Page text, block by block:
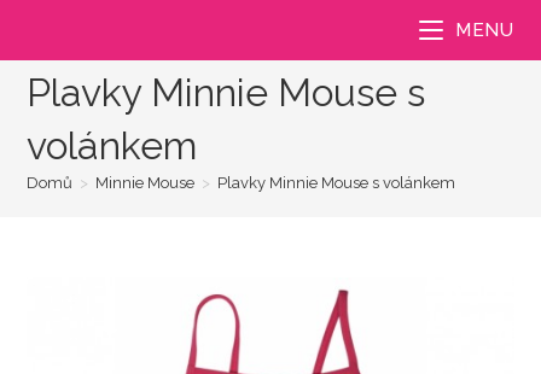
MENU
Plavky Minnie Mouse s
volánkem
Domů > Minnie Mouse > Plavky Minnie Mouse s volánkem